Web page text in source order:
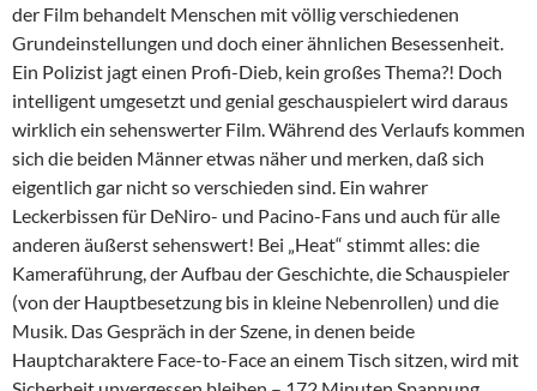
der Film behandelt Menschen mit völlig verschiedenen
Grundeinstellungen und doch einer ähnlichen Besessenheit.
Ein Polizist jagt einen Profi-Dieb, kein großes Thema?! Doch
intelligent umgesetzt und genial geschauspielert wird daraus
wirklich ein sehenswerter Film. Während des Verlaufs kommen
sich die beiden Männer etwas näher und merken, daß sich
eigentlich gar nicht so verschieden sind. Ein wahrer
Leckerbissen für DeNiro- und Pacino-Fans und auch für alle
anderen äußerst sehenswert! Bei „Heat“ stimmt alles: die
Kameraführung, der Aufbau der Geschichte, die Schauspieler
(von der Hauptbesetzung bis in kleine Nebenrollen) und die
Musik. Das Gespräch in der Szene, in denen beide
Hauptcharaktere Face-to-Face an einem Tisch sitzen, wird mit